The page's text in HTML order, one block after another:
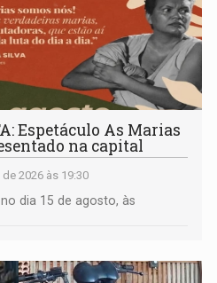
Espetáculo As Marias
na capital
2026 às 19:30
dia 15 de agosto, às